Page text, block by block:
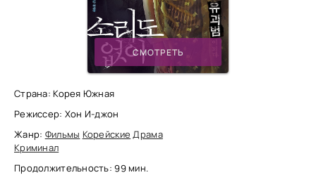
СМОТРЕТЬ
Страна: Корея Южная
Режиссер: Хон И-джон
Жанр: Фильмы Корейские Драма
Криминал
Продолжительность: 99 мин.